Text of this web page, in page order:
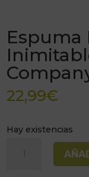
Espuma
22,99€
Hay existencias